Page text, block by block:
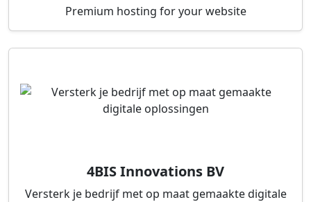
Premium hosting for your website
4BIS Innovations BV
Versterk je bedrijf met op maat gemaakte digitale